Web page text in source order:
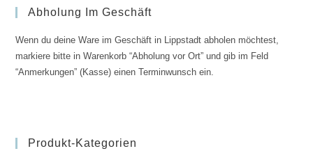
Abholung Im Geschäft
Wenn du deine Ware im Geschäft in Lippstadt abholen möchtest,
markiere bitte in Warenkorb “Abholung vor Ort” und gib im Feld
“Anmerkungen” (Kasse) einen Terminwunsch ein.
Produkt-Kategorien